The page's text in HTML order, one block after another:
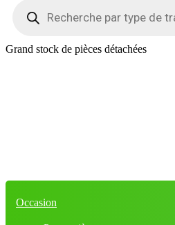
produits
Grand stock de pièces détachées
Occasion